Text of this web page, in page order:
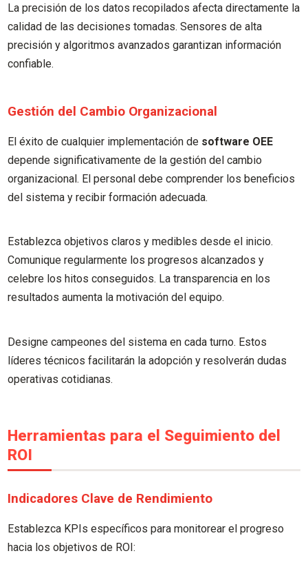
La precisión de los datos recopilados afecta directamente la
calidad de las decisiones tomadas. Sensores de alta
precisión y algoritmos avanzados garantizan información
confiable.
Gestión del Cambio Organizacional
El éxito de cualquier implementación de software OEE
depende significativamente de la gestión del cambio
organizacional. El personal debe comprender los beneficios
del sistema y recibir formación adecuada.
Establezca objetivos claros y medibles desde el inicio.
Comunique regularmente los progresos alcanzados y
celebre los hitos conseguidos. La transparencia en los
resultados aumenta la motivación del equipo.
Designe campeones del sistema en cada turno. Estos
líderes técnicos facilitarán la adopción y resolverán dudas
operativas cotidianas.
Herramientas para el Seguimiento del
ROI
Indicadores Clave de Rendimiento
Establezca KPIs específicos para monitorear el progreso
hacia los objetivos de ROI: